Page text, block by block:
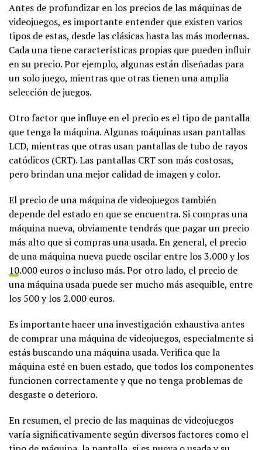
Antes de profundizar en los precios de las máquinas de
videojuegos, es importante entender que existen varios
tipos de estas, desde las clásicas hasta las más modernas.
Cada una tiene características propias que pueden influir
en su precio. Por ejemplo, algunas están diseñadas para
un solo juego, mientras que otras tienen una amplia
selección de juegos.
Otro factor que influye en el precio es el tipo de pantalla
que tenga la máquina. Algunas máquinas usan pantallas
LCD, mientras que otras usan pantallas de tubo de rayos
catódicos (CRT). Las pantallas CRT son más costosas,
pero brindan una mejor calidad de imagen y color.
El precio de una máquina de videojuegos también
depende del estado en que se encuentra. Si compras una
máquina nueva, obviamente tendrás que pagar un precio
más alto que si compras una usada. En general, el precio
de una máquina nueva puede oscilar entre los 3.000 y los
10.000 euros o incluso más. Por otro lado, el precio de
una máquina usada puede ser mucho más asequible, entre
los 500 y los 2.000 euros.
Es importante hacer una investigación exhaustiva antes
de comprar una máquina de videojuegos, especialmente si
estás buscando una máquina usada. Verifica que la
máquina esté en buen estado, que todos los componentes
funcionen correctamente y que no tenga problemas de
desgaste o deterioro.
En resumen, el precio de las maquinas de videojuegos
varía significativamente según diversos factores como el